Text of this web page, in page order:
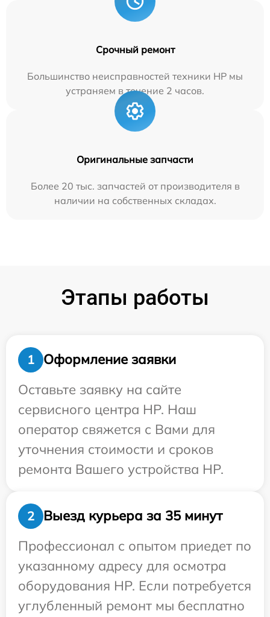
Срочный ремонт
Большинство неисправностей техники HP мы
устраняем в течение 2 часов.
Оригинальные запчасти
Более 20 тыс. запчастей от производителя в
наличии на собственных складах.
Этапы работы
1
Оформление заявки
Оставьте заявку на сайте
сервисного центра HP. Наш
оператор свяжется с Вами для
уточнения стоимости и сроков
ремонта Вашего устройства HP.
2
Выезд курьера за 35 минут
Профессионал с опытом приедет по
указанному адресу для осмотра
оборудования HP. Если потребуется
углубленный ремонт мы бесплатно